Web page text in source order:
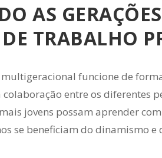
AS
TRABALHO
funcione de
entre os diferentes
jovens possam aprender
se beneficiam do dinamismo